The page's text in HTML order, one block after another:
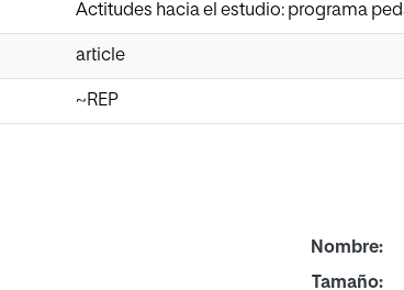
Actitudes hacia el estudio: programa
article
~REP
Nombre:
Tamaño: